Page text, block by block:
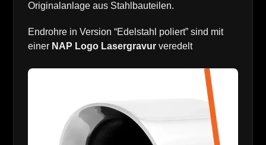
Originalanlage aus Stahlbauteilen.
Endrohre in Version “Edelstahl poliert” sind mit
einer NAP Logo Lasergravurveredelt